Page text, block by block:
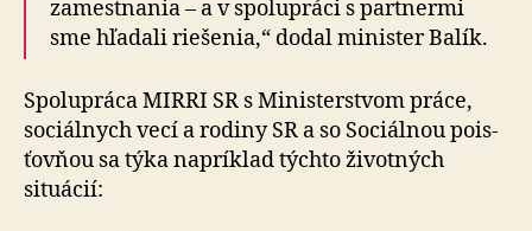
zamestnania – a v spolupráci s partnermi
sme hľadali riešenia,“ dodal minister Balík.
Spolupráca MIRRI SR s Ministerstvom práce,
sociálnych vecí a ro­di­ny SR a so So­ciál­nou pois­
ťov­ňou sa týka napríklad týchto životných
situácií: